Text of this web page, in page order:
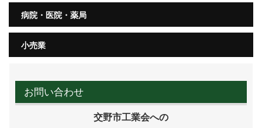
病院・医院・薬局
小売業
お問い合わせ
交野市工業会への